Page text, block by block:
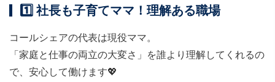
1️⃣ 社長も子育てママ！理解ある職場
コールシェアの代表は現役ママ。
「家庭と仕事の両立の大変さ」を誰より理解してくれるの
で、安心して働けます💖